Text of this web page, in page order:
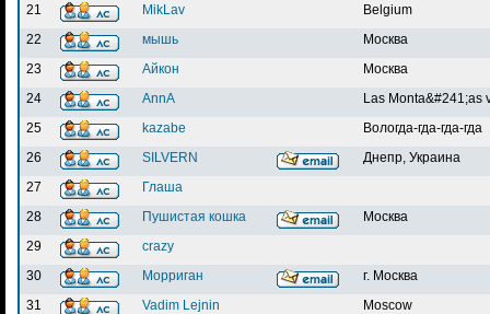
21
MikLav
Belgium
22
мышь
Москва
23
Айкон
Москва
24
AnnA
Las Monta&#241;as
25
kazabe
Вологда-гда-гда-гда
26
SILVERN
Днепр, Украина
27
Глаша
28
Пушистая кошка
Москва
29
crazy
30
Морриган
г. Москва
31
Vadim Lejnin
Moscow